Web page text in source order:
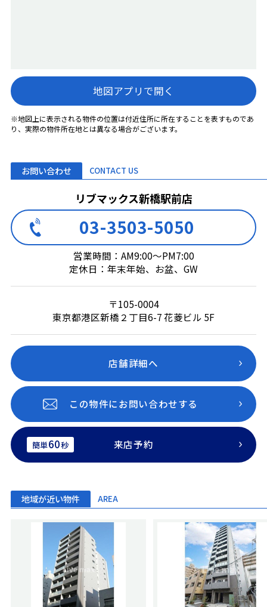
地図アプリで開く
※地図上に表示される物件の位置は付近住所に所在することを表すものであ
り、実際の物件所在地とは異なる場合がございます。
お問い合わせ CONTACT US
リブマックス新橋駅前店
03-3503-5050
営業時間：AM9:00～PM7:00
定休日：年末年始、お盆、GW
〒105-0004
東京都港区新橋２丁目6-7 花菱ビル 5F
店舗詳細へ
この物件にお問い合わせする
簡単60秒 来店予約
地域が近い物件 AREA